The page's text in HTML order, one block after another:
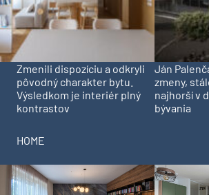
Zmenili dispozíciu a odkryli
pôvodný charakter bytu.
Výsledkom je interiér plný
kontrastov
Ján
zmeny,
najhorší v
bývania
HOME